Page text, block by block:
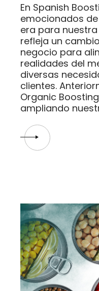
En Spanish
emocionados
era para
refleja un
negocio para
realidades del
diversas
clientes.
Organic
ampliando